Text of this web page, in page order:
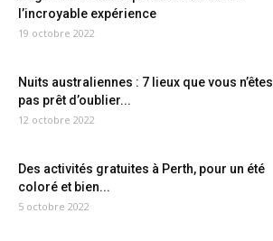
l’incroyable expérience
19 octobre 2022
Nuits australiennes : 7 lieux que vous n’êtes
pas prêt d’oublier...
12 octobre 2022
Des activités gratuites à Perth, pour un été
coloré et bien...
5 octobre 2022